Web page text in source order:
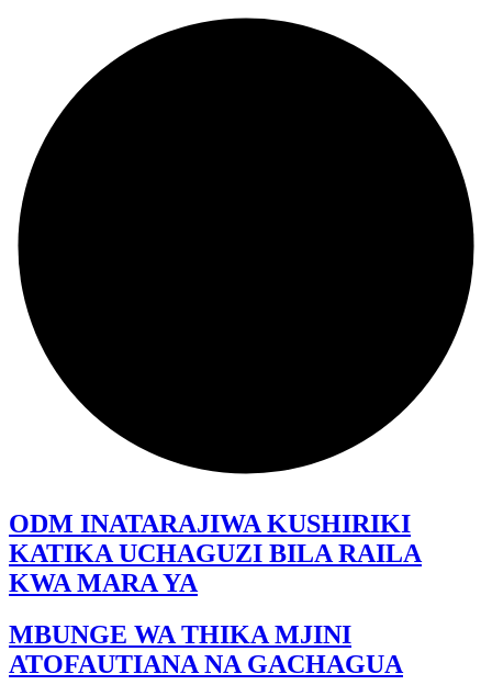
ODM INATARAJIWA KUSHIRIKI
KATIKA UCHAGUZI BILA RAILA
KWA MARA YA
MBUNGE WA THIKA MJINI
ATOFAUTIANA NA GACHAGUA